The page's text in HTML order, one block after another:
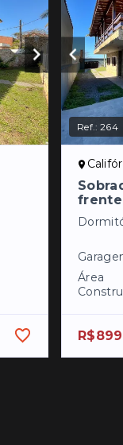
Ref.:264
frente
Área